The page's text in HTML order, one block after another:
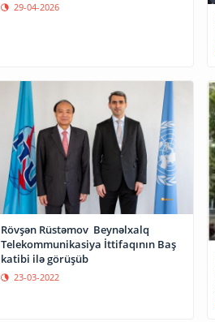
29-04-2026
Rövşən Rüstəmov Beynəlxalq
Telekommunikasiya İttifaqının Baş
katibi ilə görüşüb
23-03-2022